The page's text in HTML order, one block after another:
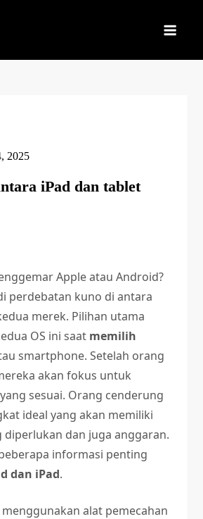
2025
iPad dan tablet
Apple atau Android?
perdebatan kuno di antara
merek. Pilihan utama
OS ini saat memilih
smartphone. Setelah orang
akan fokus untuk
sesuai. Orang cenderung
ideal yang akan memiliki
diperlukan dan juga anggaran.
informasi penting
dan iPad.
menggunakan alat pemecahan